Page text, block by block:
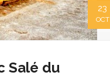
Salé du
23
OCT